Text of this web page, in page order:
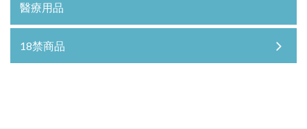
醫療用品
18禁商品